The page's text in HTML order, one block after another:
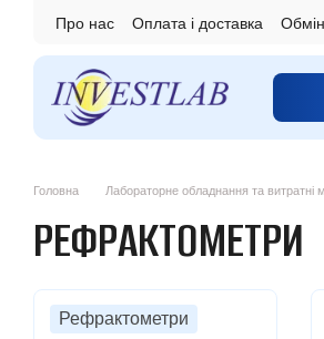
Перейти до основного контенту
Про нас Оплата і доставка
Головна Лабораторне обладнання та витратні
РЕФРАКТОМЕТРИ
Рефрактометри